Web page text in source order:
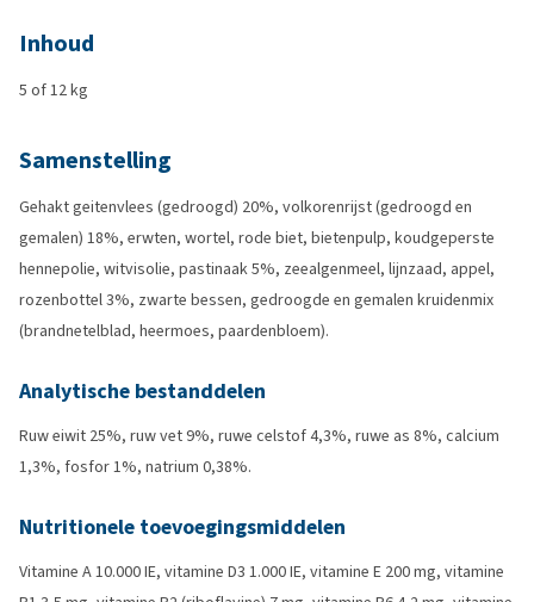
Inhoud
5 of 12 kg
Samenstelling
Gehakt geitenvlees (gedroogd) 20%, volkorenrijst (gedroogd en
gemalen) 18%, erwten, wortel, rode biet, bietenpulp, koudgeperste
hennepolie, witvisolie, pastinaak 5%, zeealgenmeel, lijnzaad, appel,
rozenbottel 3%, zwarte bessen, gedroogde en gemalen kruidenmix
(brandnetelblad, heermoes, paardenbloem).
Analytische bestanddelen
Ruw eiwit 25%, ruw vet 9%, ruwe celstof 4,3%, ruwe as 8%, calcium
1,3%, fosfor 1%, natrium 0,38%.
Nutritionele toevoegingsmiddelen
Vitamine A 10.000 IE, vitamine D3 1.000 IE, vitamine E 200 mg, vitamine